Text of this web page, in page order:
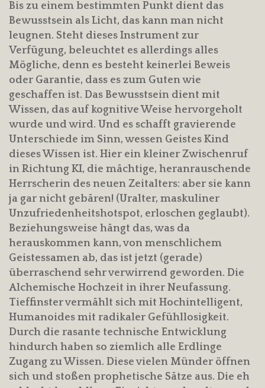
Bis zu einem bestimmten Punkt dient das
Bewusstsein als Licht, das kann man nicht
leugnen. Steht dieses Instrument zur
Verfügung, beleuchtet es allerdings alles
Mögliche, denn es besteht keinerlei Beweis
oder Garantie, dass es zum Guten wie
geschaffen ist. Das Bewusstsein dient mit
Wissen, das auf kognitive Weise hervorgeholt
wurde und wird. Und es schafft gravierende
Unterschiede im Sinn, wessen Geistes Kind
dieses Wissen ist. Hier ein kleiner Zwischenruf
in Richtung KI, die mächtige, heranrauschende
Herrscherin des neuen Zeitalters: aber sie kann
ja gar nicht gebären! (Uralter, maskuliner
Unzufriedenheitshotspot, erloschen geglaubt).
Beziehungsweise hängt das, was da
herauskommen kann, von menschlichem
Geistessamen ab, das ist jetzt (gerade)
überraschend sehr verwirrend geworden. Die
Alchemische Hochzeit in ihrer Neufassung.
Tieffinster vermählt sich mit Hochintelligent,
Humanoides mit radikaler Gefühllosigkeit.
Durch die rasante technische Entwicklung
hindurch haben so ziemlich alle Erdlinge
Zugang zu Wissen. Diese vielen Münder öffnen
sich und stoßen prophetische Sätze aus. Die eh